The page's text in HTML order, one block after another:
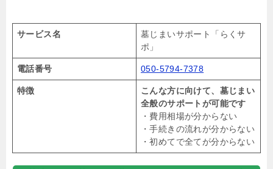
サービス名
墓じまいサポート「らくサ
ポ」
電話番号 050-5794-7378
特徴
こんな方に向けて、墓じまい
全般のサポートが可能です
・費用相場が分からない
・手続きの流れが分からない
・初めてで全てが分からない